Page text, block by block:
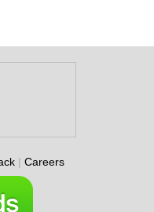
| Careers